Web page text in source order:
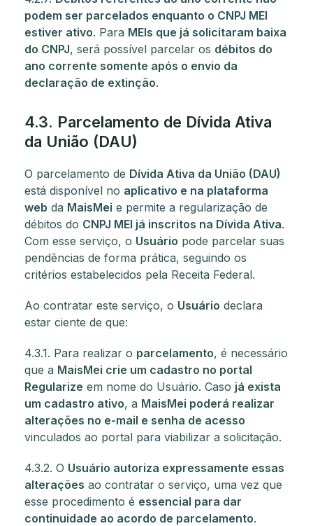
podem ser parcelados enquanto o CNPJ MEI
estiver ativo. Para MEIs que já solicitaram baixa
do CNPJ, será possível parcelar os débitos do
ano corrente somente após o envio da
declaração de extinção.
4.3. Parcelamento de Dívida Ativa
da União (DAU)
O parcelamento de Dívida Ativa da União (DAU)
está disponível no aplicativo e na plataforma
web da MaisMei e permite a regularização de
débitos do CNPJ MEI já inscritos na Dívida Ativa.
Com esse serviço, o Usuário pode parcelar suas
pendências de forma prática, seguindo os
critérios estabelecidos pela Receita Federal.
Ao contratar este serviço, o Usuário declara
estar ciente de que:
4.3.1. Para realizar o parcelamento, é necessário
que a MaisMei crie um cadastro no portal
Regularize em nome do Usuário. Caso já exista
um cadastro ativo, a MaisMei poderá realizar
alterações no e-mail e senha de acesso
vinculados ao portal para viabilizar a solicitação.
4.3.2. O Usuário autoriza expressamente essas
alterações ao contratar o serviço, uma vez que
esse procedimento é essencial para dar
continuidade ao acordo de parcelamento.